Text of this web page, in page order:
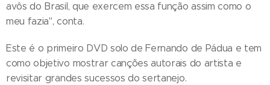
avôs do Brasil, que exercem essa função assim como o
meu fazia", conta.
Este é o primeiro DVD solo de Fernando de Pádua e tem
como objetivo mostrar canções autorais do artista e
revisitar grandes sucessos do sertanejo.